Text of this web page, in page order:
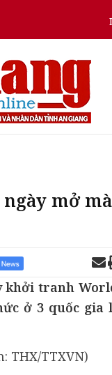
mở
khởi tranh
ở 3 quốc gia